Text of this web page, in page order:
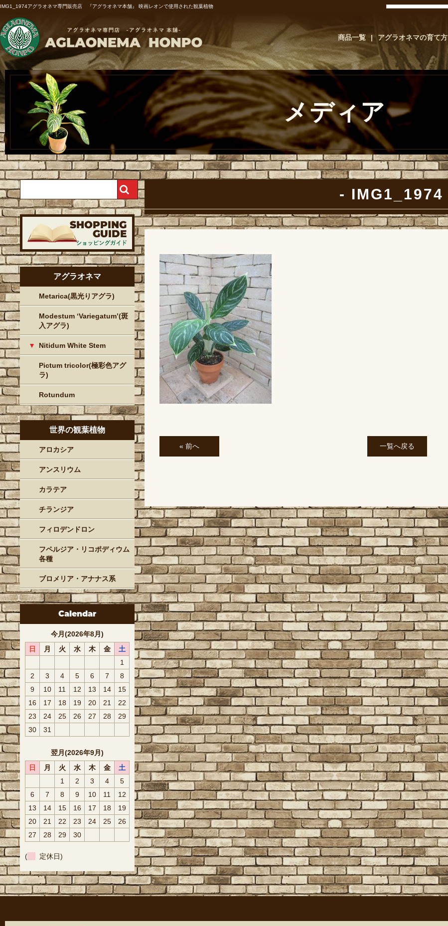
IMG1_1974アグラオネマ専門販売店 『アグラオネマ本舗』 映画レオンで使用された観葉植物
商品一覧 アグラオネマの育て方
メディア
IMG1_1974
« 前へ 一覧へ戻る
アグラオネマ
Metarica(黒光りアグラ)
Modestum ‘Variegatum’(斑
入アグラ)
Nitidum White Stem
Pictum tricolor(極彩色アグ
ラ)
Rotundum
世界の観葉植物
アロカシア
アンスリウム
カラテア
チランジア
フィロデンドロン
フペルジア・リコポディウム
各種
ブロメリア・アナナス系
Calendar
今月(2026年8月)
日
月 火 水 木 金
土
1
2
3 4 5 6 7
8
9
10 11 12 13 14
15
16
17 18 19 20 21
22
23
24 25 26 27 28
29
30
31
翌月(2026年9月)
日
月 火 水 木 金
土
1
2 3 4
5
6
7 8 9 10 11
12
13
14 15 16 17 18
19
20
21 22 23 24 25
26
27
28 29 30
( 定休日)